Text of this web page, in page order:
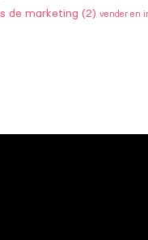
de marketing (2) vender en